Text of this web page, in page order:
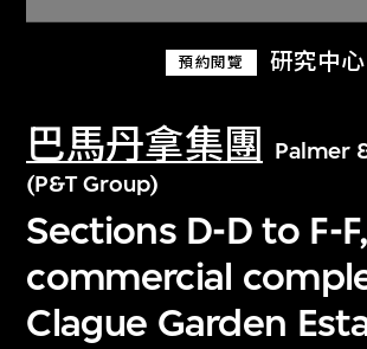
預約閱覽 研究中心
巴馬丹拿集團
Palmer
(P&T Group)
Sections D-D to F-F,
commercial
Clague Garden
關於M+藏品
探索世界頂級的二十及二十一
文化藏品。